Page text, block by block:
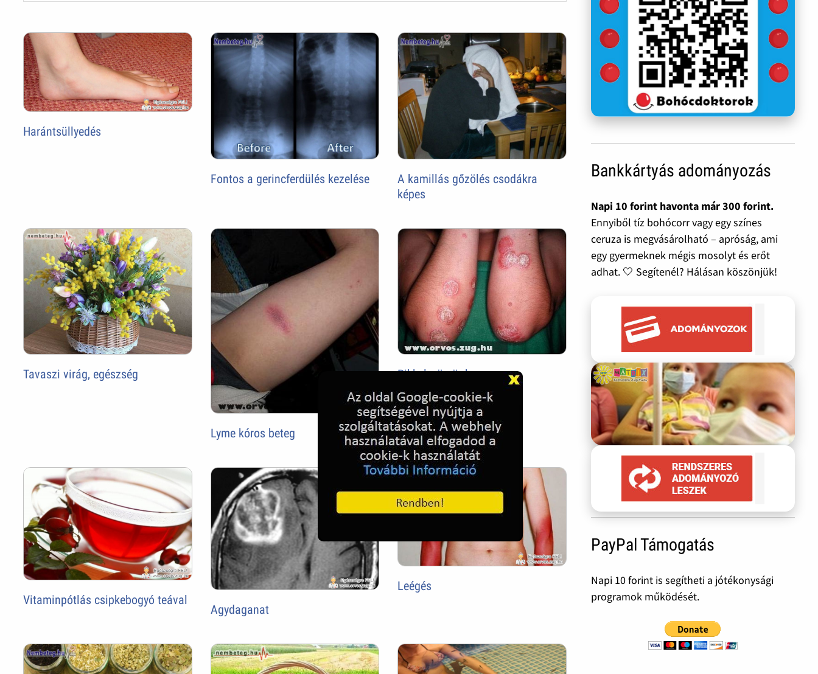
Harántsüllyedés
Fontos a gerincferdülés kezelése
A kamillás gőzölés csodákra
képes
Tavaszi virág, egészség
Lyme kóros beteg
Pikkelysömör karon
Vitaminpótlás csipkebogyó teával
Agydaganat
Leégés
Bankkártyás adományozás
Napi 10 forint havonta már 300 forint.
Ennyiből tíz bohócorr vagy egy színes
ceruza is megvásárolható – apróság, ami
egy gyermeknek mégis mosolyt és erőt
adhat. 🤍 Segítenél? Hálásan köszönjük!
PayPal Támogatás
Napi 10 forint is segítheti a jótékonysági
programok működését.